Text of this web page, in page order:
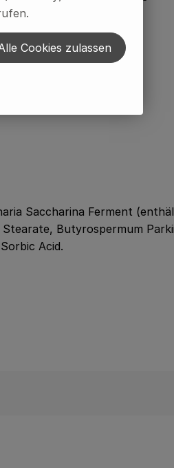
Saccharina Ferment
Butyrospermum
Acid.
Cookies zulassen